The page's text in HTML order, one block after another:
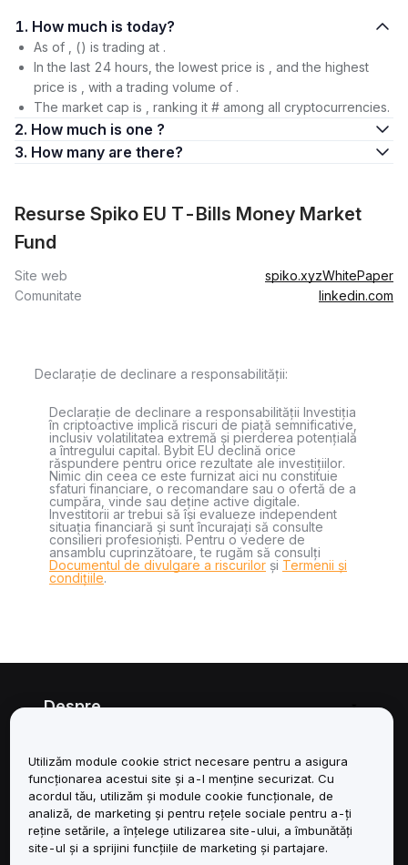
1. How much is today?
As of , () is trading at .
In the last 24 hours, the lowest price is , and the highest
price is , with a trading volume of .
The market cap is , ranking it # among all cryptocurrencies.
2. How much is one ?
3. How many are there?
Resurse Spiko EU T-Bills Money Market
Fund
Site web spiko.xyzWhitePaper
Comunitate
linkedin.com
Declarație de declinare a responsabilității:
Declarație de declinare a responsabilității Investiția
în criptoactive implică riscuri de piață semnificative,
inclusiv volatilitatea extremă și pierderea potențială
a întregului capital. Bybit EU declină orice
răspundere pentru orice rezultate ale investițiilor.
Nimic din ceea ce este furnizat aici nu constituie
sfaturi financiare, o recomandare sau o ofertă de a
cumpăra, vinde sau deține active digitale.
Investitorii ar trebui să își evalueze independent
situația financiară și sunt încurajați să consulte
consilieri profesioniști. Pentru o vedere de
ansamblu cuprinzătoare, te rugăm să consulți
Documentul de divulgare a riscurilor și Termenii și
condițiile.
Despre
Asistență
Produse
Utilizăm module cookie strict necesare pentru a asigura
funcționarea acestui site și a-l menține securizat. Cu
acordul tău, utilizăm și module cookie funcționale, de
analiză, de marketing și pentru rețele sociale pentru a-ți
reține setările, a înțelege utilizarea site-ului, a îmbunătăți
site-ul și a sprijini funcțiile de marketing și partajare.